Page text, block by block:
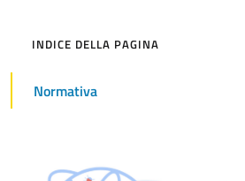
INDICE DELLA PAGINA
Normativa